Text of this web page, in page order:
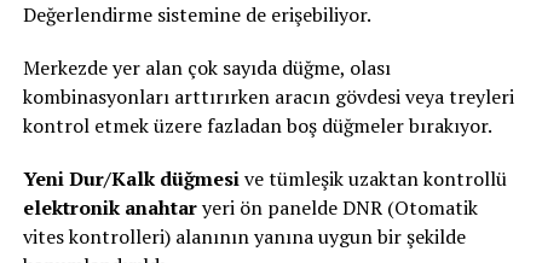
Değerlendirme sistemine de erişebiliyor.
Merkezde yer alan çok sayıda düğme, olası
kombinasyonları arttırırken aracın gövdesi veya treyleri
kontrol etmek üzere fazladan boş düğmeler bırakıyor.
Yeni Dur/Kalk düğmesive tümleşik uzaktan kontrollü
elektronik anahtaryeri ön panelde DNR (Otomatik
vites kontrolleri) alanının yanına uygun bir şekilde